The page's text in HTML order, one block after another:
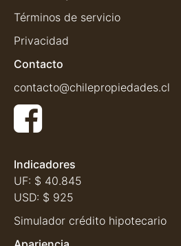
Términos de servicio
Privacidad
Contacto
contacto@chilepropiedades.cl
Indicadores
UF: $ 40.845
USD: $ 925
Simulador crédito hipotecario